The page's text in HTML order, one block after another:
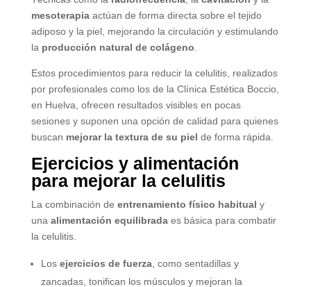
mesoterapia actúan de forma directa sobre el tejido
adiposo y la piel, mejorando la circulación y estimulando
la producción natural de colágeno
Estos procedimientos para reducir la celulitis, realizados
por profesionales como los de la Clínica Estética Boccio,
en Huelva, ofrecen resultados visibles en pocas
sesiones y suponen una opción de calidad para quienes
buscan mejorar la textura de su piel de forma rápida.
Ejercicios y alimentación
para mejorar la celulitis
La combinación de entrenamiento físico habitual y
una alimentación equilibradaes básica para combatir
la celulitis.
Los ejercicios de fuerza, como sentadillas y
zancadas, tonifican los músculos y mejoran la